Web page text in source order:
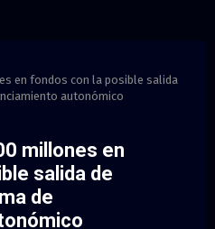
r
r
ee
en fondos con la posible salida
autonómico
millones en
salida de
de